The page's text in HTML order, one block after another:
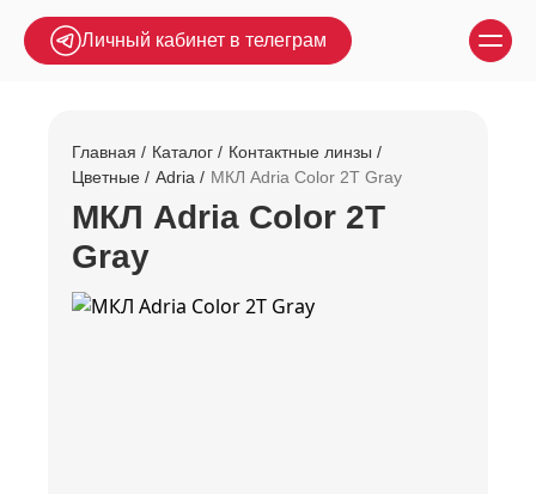
Личный кабинет в телеграм
Главная Каталог
Контактные линзы
Цветные
Adria МКЛ Adria Color 2T Gray
МКЛ Adria Color 2T
Gray